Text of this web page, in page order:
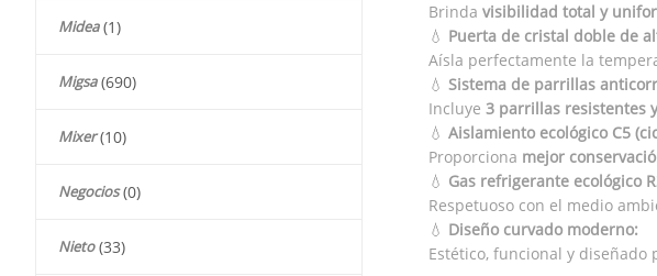
Midea (1)
Migsa (690)
Mixer (10)
Negocios (0)
Nieto (33)
Brinda visibilidad total y
💧 Puerta de cristal doble de
Aísla perfectamente la
💧 Sistema de parrillas
Incluye 3 parrillas resistentes
💧 Aislamiento ecológico C5
Proporciona mejor
💧 Gas refrigerante ecológico
Respetuoso con el medio
💧 Diseño curvado moderno:
Estético, funcional y diseñado